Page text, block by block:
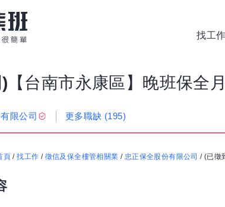
找工作
【台南市永康區】晚班保全
限公司 更多職缺 (195)
頁 /找工作 / 徵信及保全樓管相關業 / 忠正保全股份有限公司 /(已徵